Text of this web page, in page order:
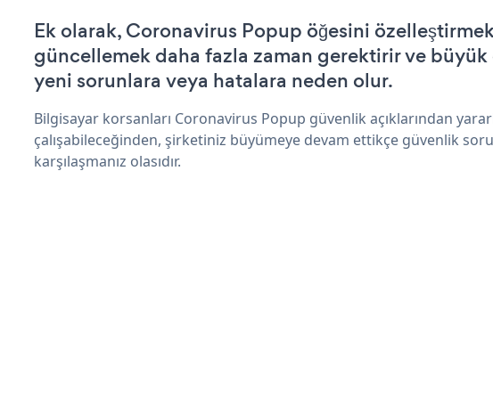
Ek olarak, Coronavirus Popup öğesini
güncellemek daha fazla zaman gerektirir ve büyük
yeni sorunlara veya hatalara neden olur.
Bilgisayar korsanları Coronavirus Popup güvenlik açıklarından
çalışabileceğinden, şirketiniz büyümeye devam ettikçe güvenlik
karşılaşmanız olasıdır.